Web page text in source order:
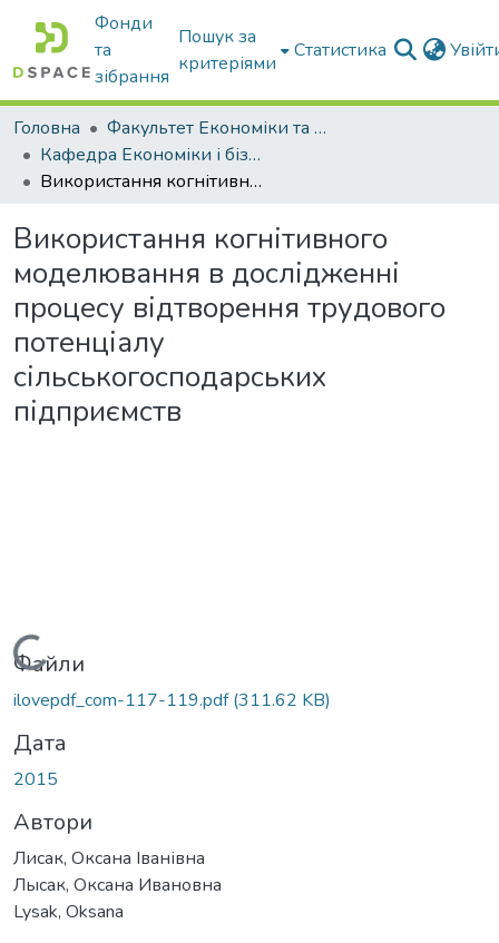
Фонди
та
зібрання
Пошук за
критеріями
Статистика
Головна
Факультет Економіки та бізнесу
Кафедра Економіки і бізнесу
Використання когнітивного моделювання в дослідженні процесу відтворення трудового потенціалу сільськогосподарських підприємств
Використання когнітивного
моделювання в дослідженні
процесу відтворення трудового
потенціалу
сільськогосподарських
підприємств
Вантажиться...
Файли
ilovepdf_com-117-119.pdf(311.62 KB)
Дата
2015
Автори
Лисак, Оксана Іванівна
Лысак, Оксана Ивановна
Lysak, Oksana